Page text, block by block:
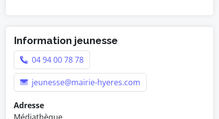
Information jeunesse
04 94 00 78 78
jeunesse@mairie-hyeres.com
Adresse